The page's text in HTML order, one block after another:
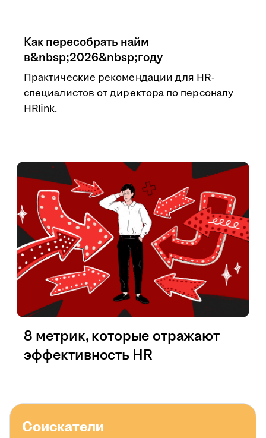
Как пересобрать найм
в&nbsp;2026&nbsp;году
Практические рекомендации для HR-
специалистов от директора по персоналу
HRlink.
8 метрик, которые отражают
эффективность HR
Соискатели